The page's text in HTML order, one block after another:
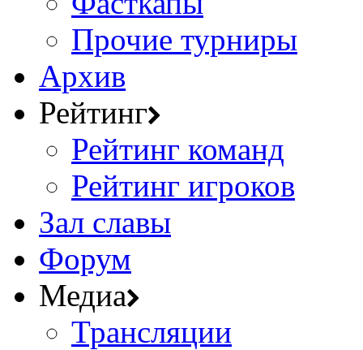
Прочие турниры
Архив
Рейтинг
Рейтинг команд
Рейтинг игроков
Зал славы
Форум
Медиа
Трансляции